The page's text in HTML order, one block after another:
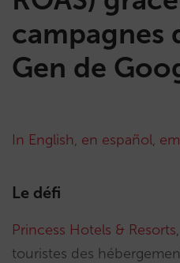
campagnes
Gen de
In English, en español,
Le défi
Princess Hotels & Resorts
touristes des